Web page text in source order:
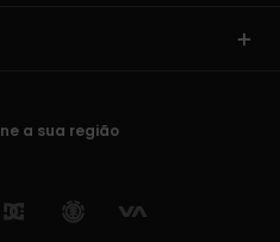
a sua região